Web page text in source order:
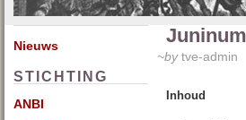
~bytve-admin
Inhoud
Nieuws
STICHTING
ANBI